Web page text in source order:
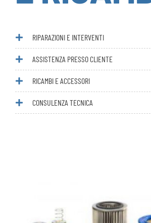
ASSISTENZA PRESSO CLIENTE
RICAMBI E ACCESSORI
CONSULENZA TECNICA